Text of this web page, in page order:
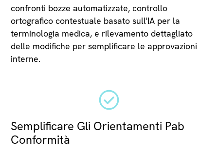
confronti bozze automatizzate, controllo
ortografico contestuale basato sull'IA per la
terminologia medica, e rilevamento dettagliato
delle modifiche per semplificare le approvazioni
interne.
Semplificare Gli Orientamenti Pab
Conformità